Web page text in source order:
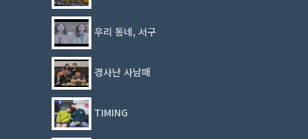
우리 동네, 서구
경사난 사남매
TIMING